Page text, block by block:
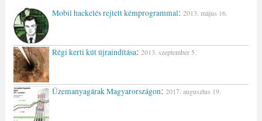
Mobil hackelés rejtett kémprogrammal: 2013. május 16.
Régi kerti kút újraindítása: 2013. szeptember 5.
Üzemanyagárak Magyarországon: 2017. augusztus 19.